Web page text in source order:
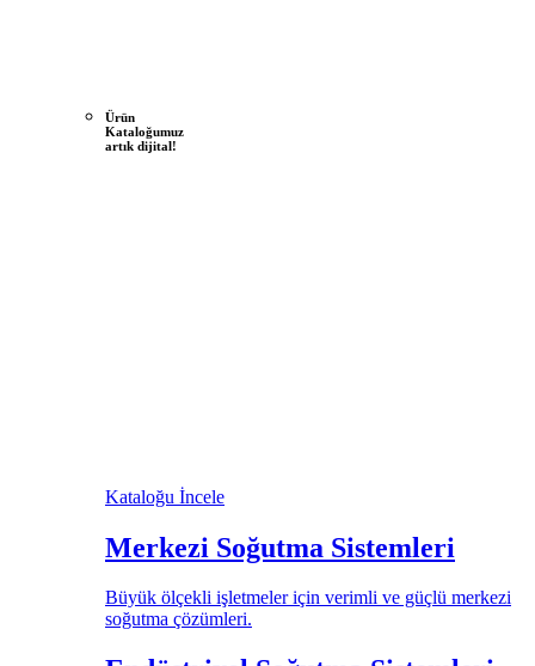
Ürün
Kataloğumuz
artık dijital!
Kataloğu İncele
Merkezi Soğutma Sistemleri
Büyük ölçekli işletmeler için verimli ve güçlü merkezi
soğutma çözümleri.